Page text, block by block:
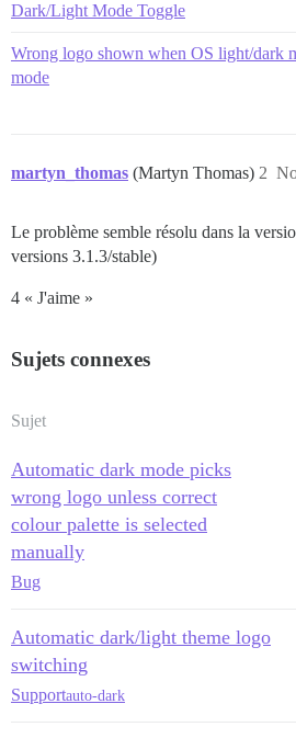
Dark/Light Mode Toggle
Wrong logo shown when OS light/dark
mode
martyn_thomas (Martyn Thomas) 2
Le problème semble résolu dans la
versions 3.1.3/stable)
4 « J'aime »
Sujets connexes
Sujet
Automatic dark mode picks
wrong logo unless correct
colour palette is selected
manually
Bug
Automatic dark/light theme logo
switching
Supportauto-dark